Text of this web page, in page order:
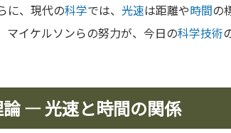
に、現代の科学では、 光速は距離や時間の
マイケルソンらの努力が、今日の科学技術
— 光速と時間の関係